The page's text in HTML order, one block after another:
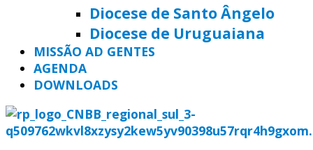
Diocese de Santo Ângelo
Diocese de Uruguaiana
MISSÃO AD GENTES
AGENDA
DOWNLOADS